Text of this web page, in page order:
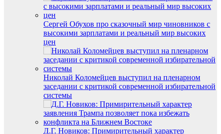
Сергей Обухов про сказочный мир чиновников с
высокими зарплатами и реальный мир высоких
цен
Николай Коломейцев выступил на пленарном
заседании с критикой современной избирательной
системы
Д.Г. Новиков: Примирительный характер